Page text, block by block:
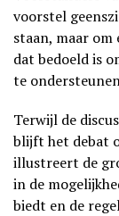
voorstel
staan, maar
dat bedoeld is
te
Terwijl de
blijft het debat
illustreert de
in de
biedt en de